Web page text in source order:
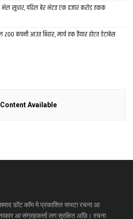
मे भेल सुधार, पहिल बेर भेटत एक हजार करोड़ तकक
कंपनी आउत बिहार, मार्च तक तैयार होएत डेटाबेस
Content Available
डॉट कॉम मे प्रकाशित सभटा रचना आ
आ संग्रहकर्त्ता लग सुरक्षित अछि। रचना